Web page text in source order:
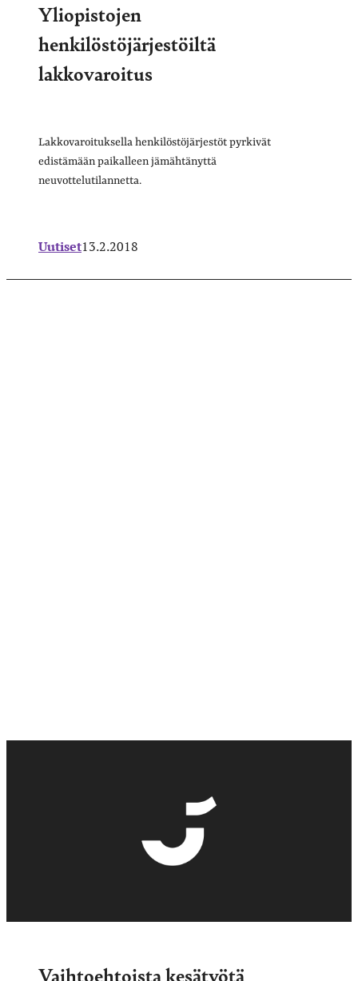
Yliopistojen
henkilöstöjärjestöiltä
lakkovaroitus
Lakkovaroituksella henkilöstöjärjestöt pyrkivät
edistämään paikalleen jämähtänyttä
neuvottelutilannetta.
Uutiset13.2.2018
Vaihtoehtoista kesätyötä